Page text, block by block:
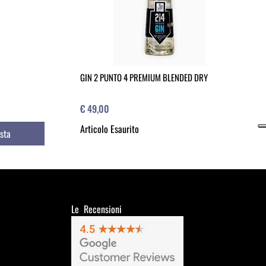
GIN 2 PUNTO 4 PREMIUM BLENDED DRY
€ 49,00
Articolo Esaurito
Le Recensioni